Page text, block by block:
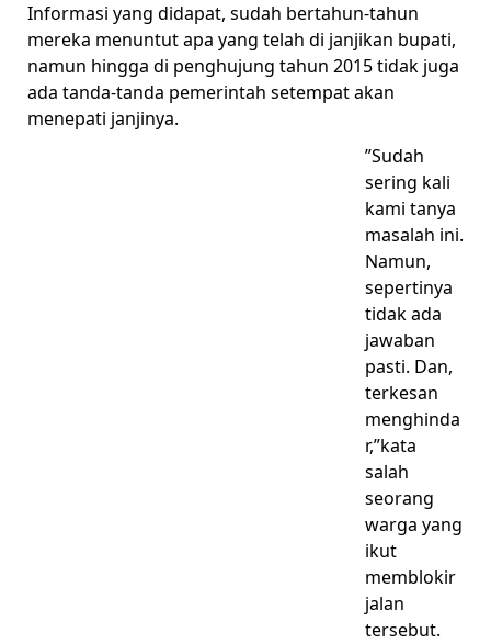
Informasi yang didapat, sudah bertahun-tahun
mereka menuntut apa yang telah di janjikan bupati,
namun hingga di penghujung tahun 2015 tidak juga
ada tanda-tanda pemerintah setempat akan
menepati janjinya.
”Sudah
sering kali
kami tanya
masalah ini.
Namun,
sepertinya
tidak ada
jawaban
pasti. Dan,
terkesan
menghinda
r,”kata
salah
seorang
warga yang
ikut
memblokir
jalan
tersebut.